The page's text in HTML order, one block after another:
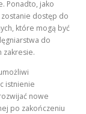
Ponadto, jako
dostęp do
które mogą być
do
zakresie.
istnienie
nowe
po zakończeniu